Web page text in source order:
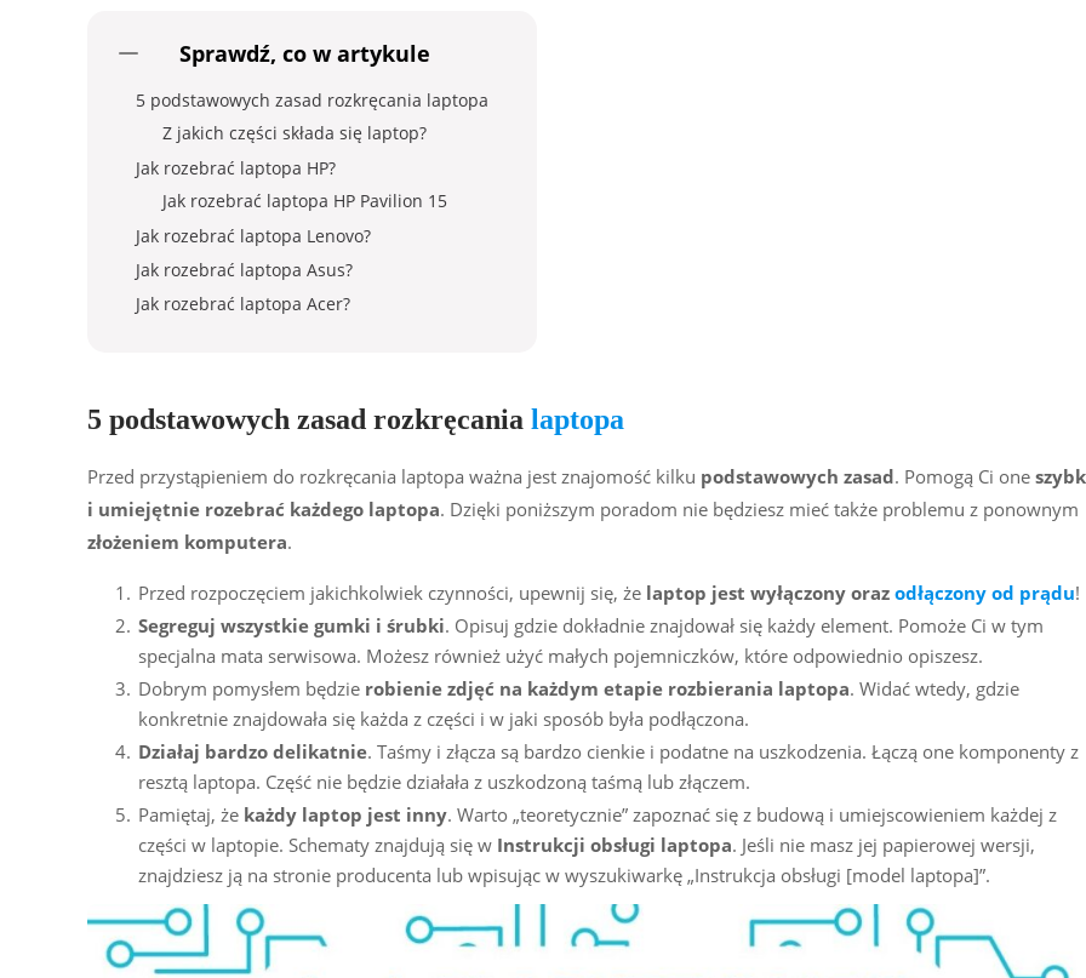
Sprawdź, co w artykule
5 podstawowych zasad rozkręcania laptopa
Z jakich części składa się laptop?
Jak rozebrać laptopa HP?
Jak rozebrać laptopa HP Pavilion 15
Jak rozebrać laptopa Lenovo?
Jak rozebrać laptopa Asus?
Jak rozebrać laptopa Acer?
5 podstawowych zasad rozkręcania laptopa
Przed przystąpieniem do rozkręcania laptopa ważna jest znajomość kilku podstawowych zasad. Pomogą Ci one
i umiejętnie rozebrać każdego laptopa. Dzięki poniższym poradom nie będziesz mieć także problemu z ponownym
złożeniem komputera.
Przed rozpoczęciem jakichkolwiek czynności, upewnij się, że laptop jest wyłączony oraz odłączony od prądu!
Segreguj wszystkie gumki i śrubki. Opisuj gdzie dokładnie znajdował się każdy element. Pomoże Ci w tym
specjalna mata serwisowa. Możesz również użyć małych pojemniczków, które odpowiednio opiszesz.
Dobrym pomysłem będzie robienie zdjęć na każdym etapie rozbierania laptopa. Widać wtedy, gdzie
konkretnie znajdowała się każda z części i w jaki sposób była podłączona.
Działaj bardzo delikatnie. Taśmy i złącza są bardzo cienkie i podatne na uszkodzenia. Łączą one komponenty z
resztą laptopa. Część nie będzie działała z uszkodzoną taśmą lub złączem.
Pamiętaj, że każdy laptop jest inny. Warto „teoretycznie” zapoznać się z budową i umiejscowieniem każdej z
części w laptopie. Schematy znajdują się w Instrukcji obsługi laptopa. Jeśli nie masz jej papierowej wersji,
znajdziesz ją na stronie producenta lub wpisując w wyszukiwarkę „Instrukcja obsługi [model laptopa]”.